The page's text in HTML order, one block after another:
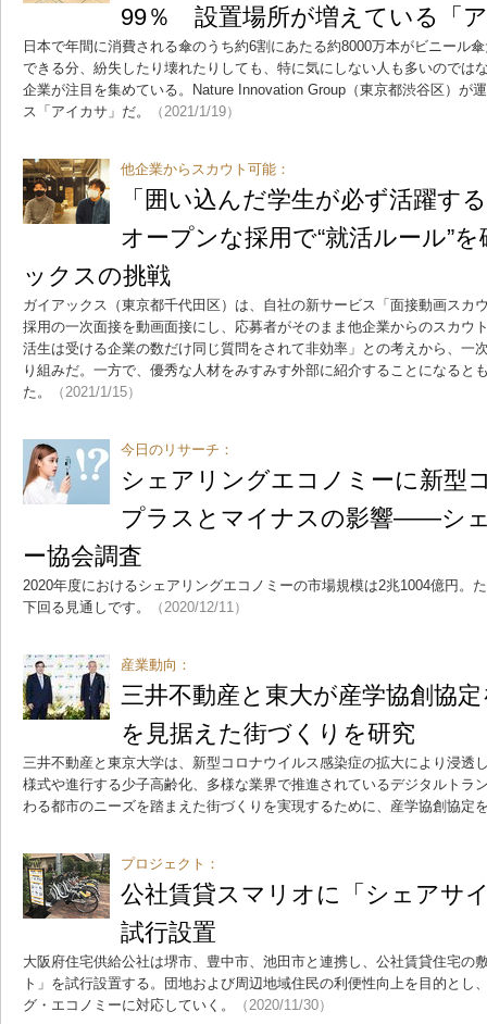
99％ 設置場所が増えている「
日本で年間に消費される傘のうち約6割にあたる約8000万本がビニール
できる分、紛失したり壊れたりしても、特に気にしない人も多いのでは
企業が注目を集めている。Nature Innovation Group（東京都渋谷区）が
ス「アイカサ」だ。
（2021/1/19）
他企業からスカウト可能：
「囲い込んだ学生が必ず活躍
オープンな採用で“就活ルール”
ックスの挑戦
ガイアックス（東京都千代田区）は、自社の新サービス「面接動画スカ
採用の一次面接を動画面接にし、応募者がそのまま他企業からのスカウ
活生は受ける企業の数だけ同じ質問をされて非効率」との考えから、一
り組みだ。一方で、優秀な人材をみすみす外部に紹介することになると
た。
（2021/1/15）
今日のリサーチ：
シェアリングエコノミーに新型
プラスとマイナスの影響――シ
ー協会調査
2020年度におけるシェアリングエコノミーの市場規模は2兆1004億円。
下回る見通しです。
（2020/12/11）
産業動向：
三井不動産と東大が産学協創協
を見据えた街づくりを研究
三井不動産と東京大学は、新型コロナウイルス感染症の拡大により浸透
様式や進行する少子高齢化、多様な業界で推進されているデジタルトラ
わる都市のニーズを踏まえた街づくりを実現するために、産学協創協定
プロジェクト：
公社賃貸スマリオに「シェアサ
試行設置
大阪府住宅供給公社は堺市、豊中市、池田市と連携し、公社賃貸住宅の
ト」を試行設置する。団地および周辺地域住民の利便性向上を目的とし
グ・エコノミーに対応していく。
（2020/11/30）